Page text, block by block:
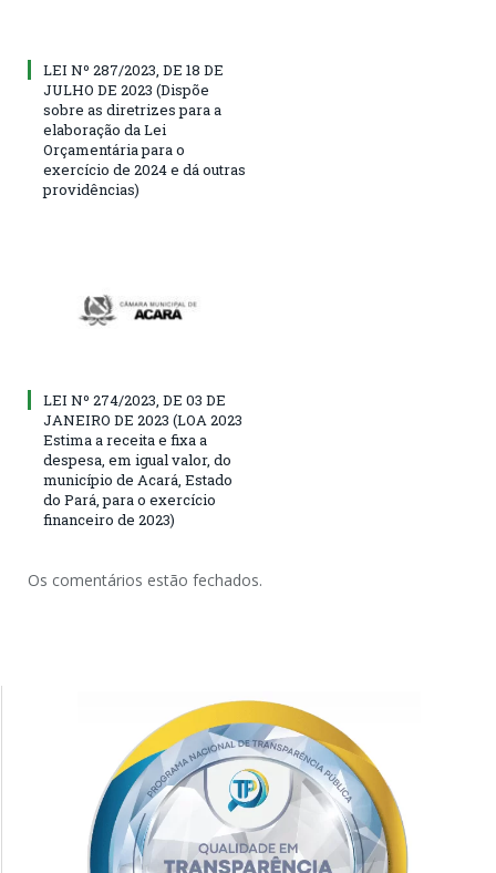
LEI Nº 287/2023, DE 18 DE
JULHO DE 2023 (Dispõe
sobre as diretrizes para a
elaboração da Lei
Orçamentária para o
exercício de 2024 e dá outras
providências)
LEI Nº 274/2023, DE 03 DE
JANEIRO DE 2023 (LOA 2023
Estima a receita e fixa a
despesa, em igual valor, do
município de Acará, Estado
do Pará, para o exercício
financeiro de 2023)
Os comentários estão fechados.